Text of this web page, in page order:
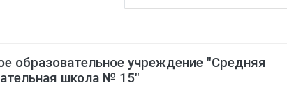
образовательное учреждение "Средняя
школа № 15"